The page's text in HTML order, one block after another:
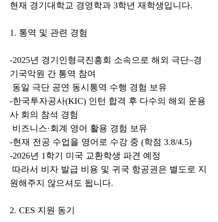
현재 경기대학교 경영학과 3학년 재학생입니다.
1. 통역 및 관련 경험
-2025년 경기인형극진흥회 소속으로 해외 극단–경
기국악원 간 통역 참여
동일 극단 공연 동시통역 수행 경험 보유
-한국투자공사(KIC) 인턴 합격 후 다수의 해외 운용
사 회의 참석 경험
비즈니스·회계 영어 활용 경험 보유
-현재 전공 수업을 영어로 수강 중 (학점 3.8/4.5)
-2026년 1학기 미국 교환학생 파견 예정
따라서 비자 발급 비용 및 귀국 항공권은 별도로 지
원해주지 않으셔도 됩니다.
2. CES 지원 동기